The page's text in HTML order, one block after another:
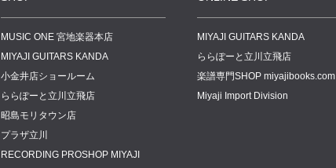
MUSIC ONE 宮地楽器本店
MIYAJI GUITARS KANDA
小金井店ショールーム
ららぽーと立川立飛店
昭島モリタウン店
プラザ立川
RECORDING PROSHOP MIYAJI
MIYAJI GUITARS KANDA
ららぽーと立川立飛店
楽譜専門SHOP miyajibooks.com
Miyaji Import Division